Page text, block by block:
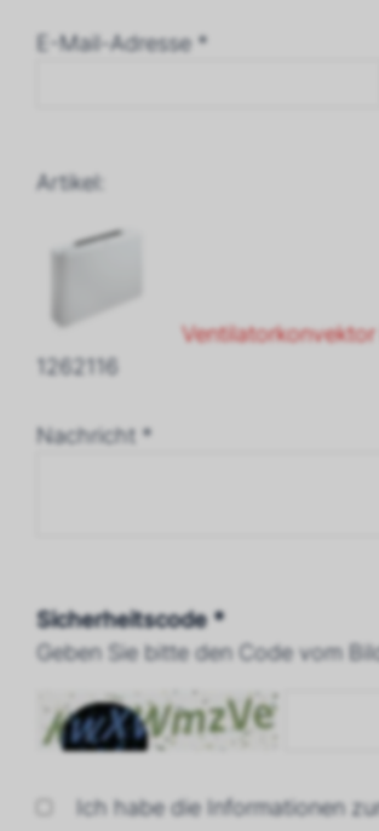
E-Mail-Adresse *
Artikel:
1262116
Nachricht *
Sicherheitscode *
Geben Sie bitte den Code vom
Ich habe die Informationen